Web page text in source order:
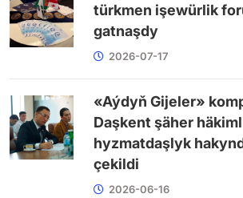
türkmen işewürlik
gatnaşdy
2026-07-17
«Aýdyň Gijeler»
Daşkent şäher
hyzmatdaşlyk
çekildi
2026-06-16